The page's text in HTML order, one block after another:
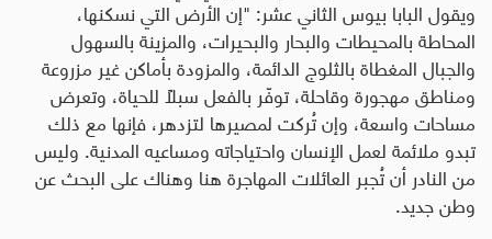
ويقول البابا بيوس الثاني عشر: "إن الأرض التي نسكنها،
المحاطة بالمحيطات والبحار والبحيرات، والمزينة بالسهول
والجبال المغطاة بالثلوج الدائمة، والمزودة بأماكن غير مزروعة
ومناطق مهجورة وقاحلة، توفّر بالفعل سبلًا للحياة، وتعرض
مساحات واسعة، وإن تُركت لمصيرها لتزدهر، فإنها مع ذلك
تبدو ملائمة لعمل الإنسان واحتياجاته ومساعيه المدنية. وليس
من النادر أن تُجبر العائلات المهاجرة هنا وهناك على البحث عن
وطن جديد.